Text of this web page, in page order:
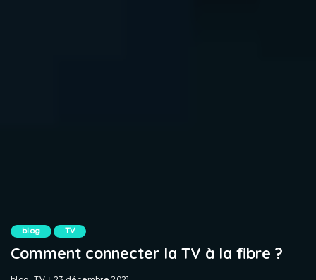
blog TV
Comment connecter la TV à la fibre ?